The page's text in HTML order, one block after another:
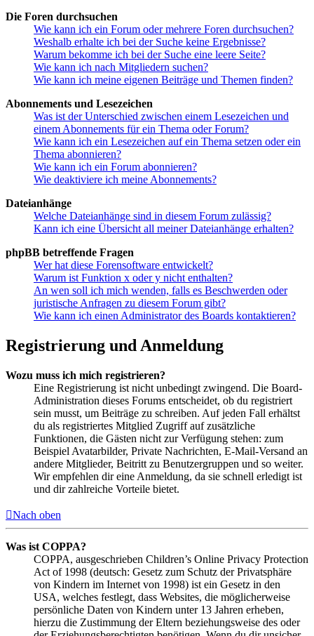
Die Foren durchsuchen
Wie kann ich ein Forum oder mehrere Foren durchsuchen?
Weshalb erhalte ich bei der Suche keine Ergebnisse?
Warum bekomme ich bei der Suche eine leere Seite?
Wie kann ich nach Mitgliedern suchen?
Wie kann ich meine eigenen Beiträge und Themen finden?
Abonnements und Lesezeichen
Was ist der Unterschied zwischen einem Lesezeichen und
einem Abonnements für ein Thema oder Forum?
Wie kann ich ein Lesezeichen auf ein Thema setzen oder ein
Thema abonnieren?
Wie kann ich ein Forum abonnieren?
Wie deaktiviere ich meine Abonnements?
Dateianhänge
Welche Dateianhänge sind in diesem Forum zulässig?
Kann ich eine Übersicht all meiner Dateianhänge erhalten?
phpBB betreffende Fragen
Wer hat diese Forensoftware entwickelt?
Warum ist Funktion x oder y nicht enthalten?
An wen soll ich mich wenden, falls es Beschwerden oder
juristische Anfragen zu diesem Forum gibt?
Wie kann ich einen Administrator des Boards kontaktieren?
Registrierung und Anmeldung
Wozu muss ich mich registrieren?
Eine Registrierung ist nicht unbedingt zwingend. Die Board-
Administration dieses Forums entscheidet, ob du registriert
sein musst, um Beiträge zu schreiben. Auf jeden Fall erhältst
du als registriertes Mitglied Zugriff auf zusätzliche
Funktionen, die Gästen nicht zur Verfügung stehen: zum
Beispiel Avatarbilder, Private Nachrichten, E-Mail-Versand an
andere Mitglieder, Beitritt zu Benutzergruppen und so weiter.
Wir empfehlen dir eine Anmeldung, da sie schnell erledigt ist
und dir zahlreiche Vorteile bietet.
Nach oben
Was ist COPPA?
COPPA, ausgeschrieben Children’s Online Privacy Protection
Act of 1998 (deutsch: Gesetz zum Schutz der Privatsphäre
von Kindern im Internet von 1998) ist ein Gesetz in den
USA, welches festlegt, dass Websites, die möglicherweise
persönliche Daten von Kindern unter 13 Jahren erheben,
hierzu die Zustimmung der Eltern beziehungsweise des oder